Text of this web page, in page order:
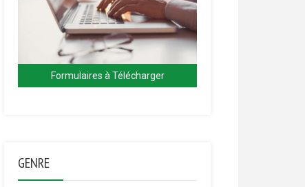
Formulaires à Télécharger
GENRE